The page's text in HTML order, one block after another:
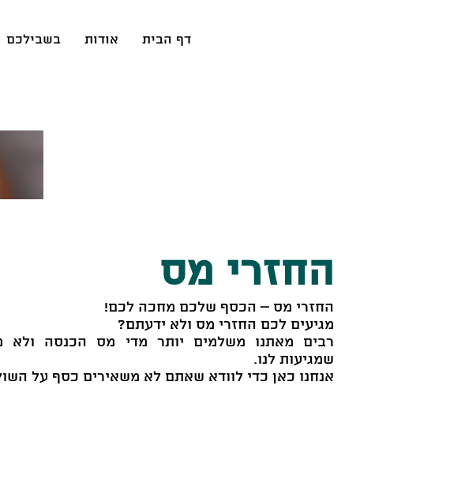
דף הבית אודות בשבילכם
החזרי מס
החזרי מס – הכסף שלכם מחכה לכם!
מגיעים לכם החזרי מס ולא ידעתם?
רבים מאתנו משלמים יותר מדי מס הכנסה ולא
שמגיעות לנו.
אנחנו כאן כדי לוודא שאתם לא משאירים כסף על